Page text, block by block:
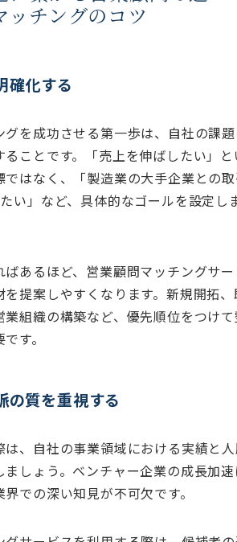
ッチングのコツ
確化する
グを成功させる第一歩は、自社の課
ることです。「売上を伸ばしたい」
ではなく、「製造業の大手企業との
い」など、具体的なゴールを設定し
あるほど、営業顧問マッチングサ
を提案しやすくなります。新規開拓
組織の構築など、優先順位をつけ
す。
の質を重視する
は、自社の事業領域における実績と
ましょう。ベンチャー企業の成長加
での深い知見が不可欠です。